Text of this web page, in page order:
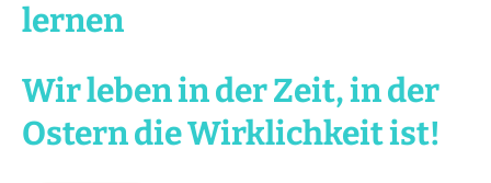
lernen
Wir leben in der Zeit, in der
Ostern die Wirklichkeit ist!